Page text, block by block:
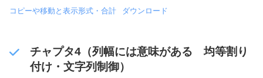
コピーや移動と表示形式・合計 ダウンロード
チャプタ4（列幅には意味がある 均等割り
付け・文字列制御）